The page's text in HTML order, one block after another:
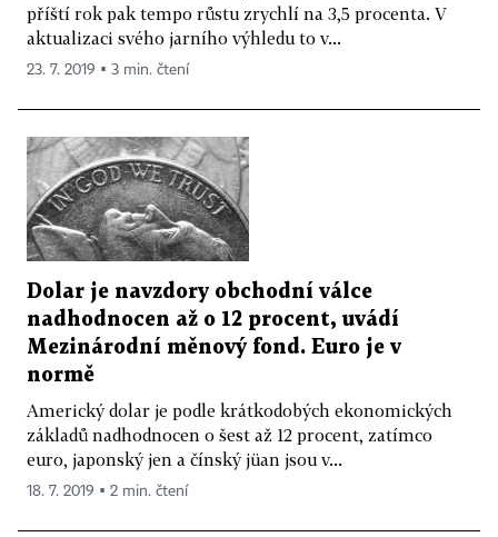
příští rok pak tempo růstu zrychlí na 3,5 procenta. V
aktualizaci svého jarního výhledu to v...
23. 7. 2019 ▪ 3 min. čtení
Dolar je navzdory obchodní válce
nadhodnocen až o 12 procent, uvádí
Mezinárodní měnový fond. Euro je v
normě
Americký dolar je podle krátkodobých ekonomických
základů nadhodnocen o šest až 12 procent, zatímco
euro, japonský jen a čínský jüan jsou v...
18. 7. 2019 ▪ 2 min. čtení